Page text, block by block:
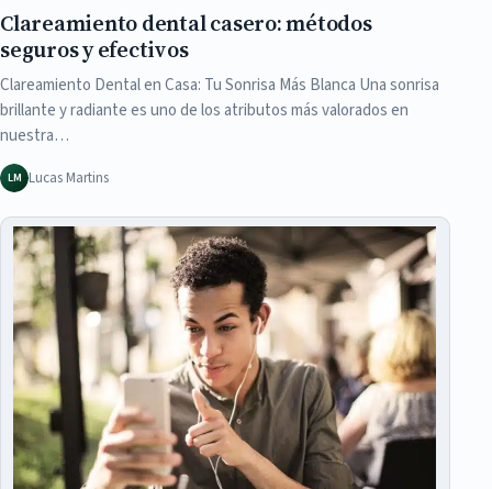
Clareamiento dental casero: métodos
seguros y efectivos
Clareamiento Dental en Casa: Tu Sonrisa Más Blanca Una sonrisa
brillante y radiante es uno de los atributos más valorados en
nuestra…
LM Lucas Martins